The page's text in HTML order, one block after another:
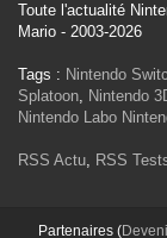
Toute l'actualité
Mario - 2003-2026
Tags : Nintendo
Splatoon, Nintendo
Nintendo Labo
RSS Actu, RSS
Partenaires (